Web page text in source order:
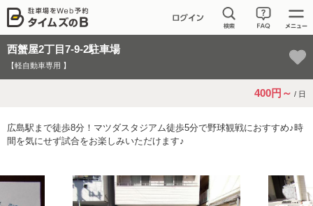
西蟹屋2丁目7-9-2駐車場
【軽自動車専用 】
400円～ / 日
広島駅まで徒歩8分！マツダスタジアム徒歩5分で野球観戦におすすめ♪時
間を気にせず試合をお楽しみいただけます♪